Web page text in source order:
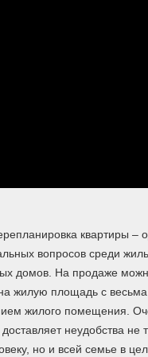
квартиры –
вопросов среди
домов. На продаже
на жилую площадь с
жилого помещения.
неудобства не
но и всей семье в